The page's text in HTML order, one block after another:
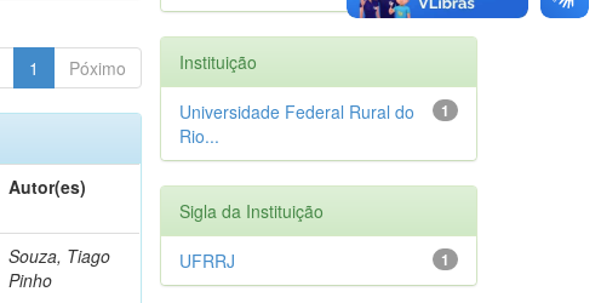
1 Póximo
Autor(es)
Souza, Tiago
Pinho
Instituição
1
Universidade Federal Rural do
Rio...
Sigla da Instituição
1
UFRRJ